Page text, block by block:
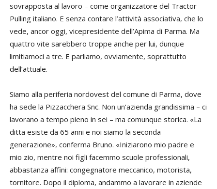
sovrapposta al lavoro – come organizzatore del Tractor
Pulling italiano. E senza contare l’attività associativa, che lo
vede, ancor oggi, vicepresidente dell’Apima di Parma. Ma
quattro vite sarebbero troppe anche per lui, dunque
limitiamoci a tre. E parliamo, ovviamente, soprattutto
dell’attuale.
Siamo alla periferia nordovest del comune di Parma, dove
ha sede la Pizzacchera Snc. Non un’azienda grandissima – ci
lavorano a tempo pieno in sei – ma comunque storica. «La
ditta esiste da 65 anni e noi siamo la seconda
generazione», conferma Bruno. «Iniziarono mio padre e
mio zio, mentre noi figli facemmo scuole professionali,
abbastanza affini: congegnatore meccanico, motorista,
tornitore. Dopo il diploma, andammo a lavorare in aziende